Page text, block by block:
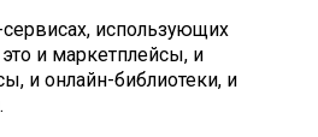
использующих
и маркетплейсы, и
и онлайн-библиотеки, и